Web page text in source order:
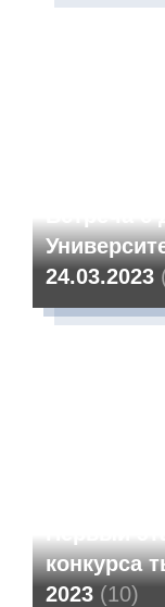
24.03.2023
конкурса
2023 (10)